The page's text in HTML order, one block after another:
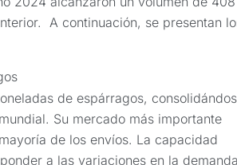
A continuación, se presentan
de espárragos,
Su mercado más importante
de los envíos. La capacidad
a las variaciones en la demanda